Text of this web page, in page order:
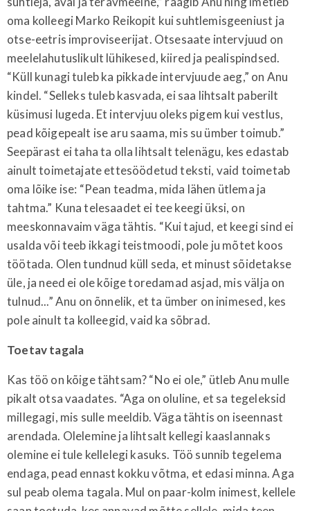
oma kolleegi Marko Reikopit kui suhtlemisgeeniust ja
otse-eetris improviseerijat. Otsesaate intervjuud on
meelelahutuslikult lühikesed, kiired ja pealispindsed.
“Küll kunagi tuleb ka pikkade intervjuude aeg,” on Anu
kindel. “Selleks tuleb kasvada, ei saa lihtsalt paberilt
küsimusi lugeda. Et intervjuu oleks pigem kui vestlus,
pead kõigepealt ise aru saama, mis su ümber toimub.”
Seepärast ei taha ta olla lihtsalt telenägu, kes edastab
ainult toimetajate ettesöödetud teksti, vaid toimetab
oma lõike ise: “Pean teadma, mida lähen ütlema ja
tahtma.” Kuna telesaadet ei tee keegi üksi, on
meeskonnavaim väga tähtis. “Kui tajud, et keegi sind ei
usalda või teeb ikkagi teistmoodi, pole ju mõtet koos
töötada. Olen tundnud küll seda, et minust sõidetakse
üle, ja need ei ole kõige toredamad asjad, mis välja on
tulnud...” Anu on õnnelik, et ta ümber on inimesed, kes
pole ainult ta kolleegid, vaid ka sõbrad.
Toetav tagala
Kas töö on kõige tähtsam? “No ei ole,” ütleb Anu mulle
pikalt otsa vaadates. “Aga on oluline, et sa tegeleksid
millegagi, mis sulle meeldib. Väga tähtis on iseennast
arendada. Olelemine ja lihtsalt kellegi kaaslannaks
olemine ei tule kellelegi kasuks. Töö sunnib tegelema
endaga, pead ennast kokku võtma, et edasi minna. Aga
sul peab olema tagala. Mul on paar-kolm inimest, kellele